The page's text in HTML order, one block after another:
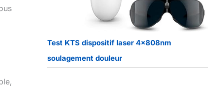
Test KTS dispositif laser 4x808nm
soulagement douleur